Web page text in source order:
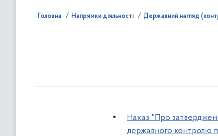
Головна Напрямки діяльності Державний нагляд
Наказ "Про
державного контролю